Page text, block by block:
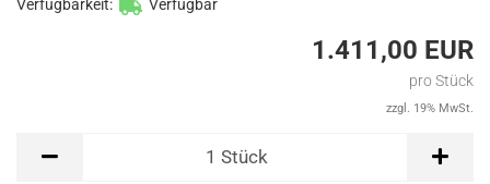
Verfügbarkeit: Verfügbar
1.411,00 EUR
pro Stück
zzgl. 19% MwSt.
1 Stück